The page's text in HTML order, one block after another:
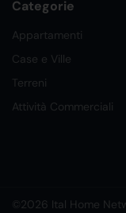
Categorie
Appartamenti
Case e Ville
Terreni
Attività Commerciali
©2026 Ital Home